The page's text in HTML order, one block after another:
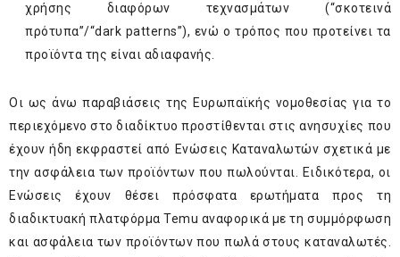
χρήσης διαφόρων τεχνασμάτων (“σκοτεινά
πρότυπα”/“dark patterns”), ενώ ο τρόπος που προτείνει τα
προϊόντα της είναι αδιαφανής.
Οι ως άνω παραβιάσεις της Ευρωπαϊκής νομοθεσίας για το
περιεχόμενο στο διαδίκτυο προστίθενται στις ανησυχίες που
έχουν ήδη εκφραστεί από Ενώσεις Καταναλωτών σχετικά με
την ασφάλεια των προϊόντων που πωλούνται. Ειδικότερα, οι
Ενώσεις έχουν θέσει πρόσφατα ερωτήματα προς τη
διαδικτυακή πλατφόρμα Temu αναφορικά με τη συμμόρφωση
και ασφάλεια των προϊόντων που πωλά στους καταναλωτές.